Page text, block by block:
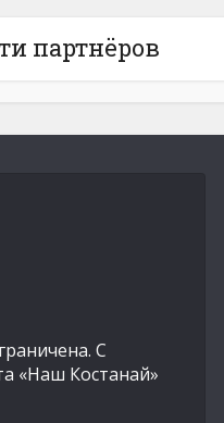
партнёров
С
«Наш Костанай»